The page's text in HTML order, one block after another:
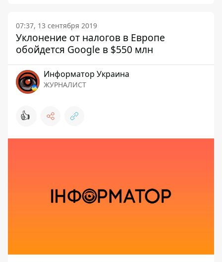
07:37, 13 сентября 2019
Уклонение от налогов в Европе
обойдется Google в $550 млн
Информатор Украина
ЖУРНАЛИСТ
👍